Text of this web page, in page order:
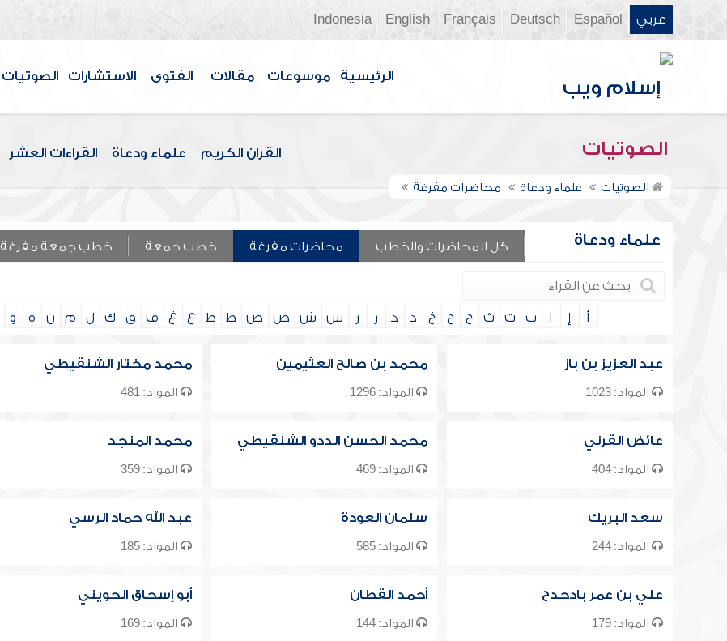
عربي Español
Deutsch
Français
English
Indonesia
الرئيسية موسوعات مقالات الفتوى الاستشارات الصوتيات
الصوتيات القرآن الكريم علماء ودعاة القراءات العشر
الصوتيات علماء ودعاة محاضرات مفرغة
علماء ودعاة كل المحاضرات والخطب محاضرات مفرغة خطب جمعة خطب جمعة مفرغة
أ إ ا ب ت ث ج ح خ د ذ ر ز س ش ص ض ط ظ ع غ ف ق ك ل م ن ه و
عبد العزيز بن باز
المواد: 1023
محمد بن صالح العثيمين
المواد: 1296
محمد مختار الشنقيطي
المواد: 481
عائض القرني
المواد: 404
محمد الحسن الددو الشنقيطي
المواد: 469
محمد المنجد
المواد: 359
سعد البريك
المواد: 244
سلمان العودة
المواد: 585
عبد الله حماد الرسي
المواد: 185
علي بن عمر بادحدح
المواد: 179
أحمد القطان
المواد: 144
أبو إسحاق الحويني
المواد: 169